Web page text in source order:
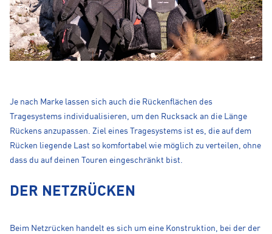
Je nach Marke lassen sich auch die Rückenflächen des
Tragesystems individualisieren, um den Rucksack an die Länge
Rückens anzupassen. Ziel eines Tragesystems ist es, die auf dem
Rücken liegende Last so komfortabel wie möglich zu verteilen, ohne
dass du auf deinen Touren eingeschränkt bist.
DER NETZRÜCKEN
Beim Netzrücken handelt es sich um eine Konstruktion, bei der der